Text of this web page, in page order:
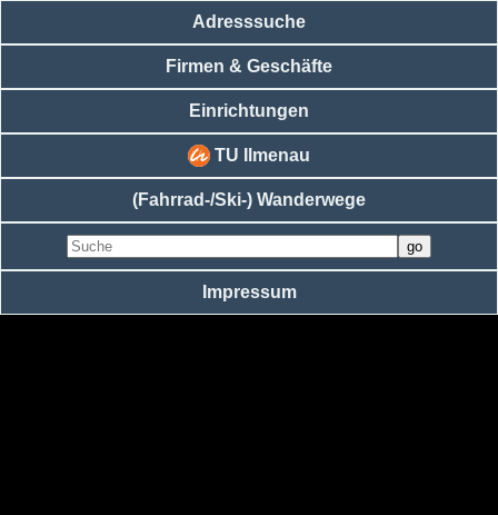
Adresssuche
Firmen & Geschäfte
Einrichtungen
TU Ilmenau
(Fahrrad-/Ski-) Wanderwege
Impressum